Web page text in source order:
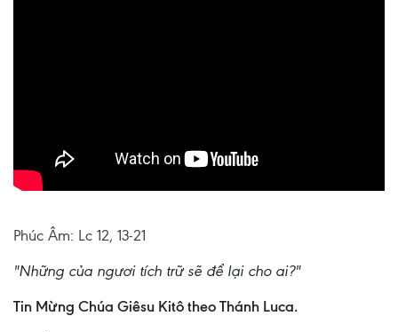
Phúc Âm: Lc 12, 13-21
"Những của ngươi tích trữ sẽ để lại cho ai?"
Tin Mừng Chúa Giêsu Kitô theo Thánh Luca.